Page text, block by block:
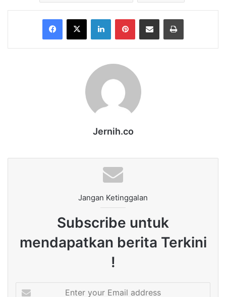
Facebook
X LinkedInPinterestShare via Email Print
Jernih.co
Jangan Ketinggalan
Subscribe untuk
mendapatkan berita Terkini
!